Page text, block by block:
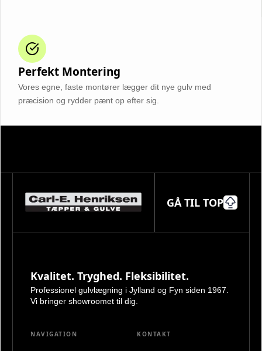
Perfekt Montering
Vores egne, faste montører lægger dit nye gulv med
præcision og rydder pænt op efter sig.
GÅ TIL TOP
Kvalitet. Tryghed. Fleksibilitet.
Professionel gulvlægning i Jylland og Fyn siden 1967.
Vi bringer showroomet til dig.
NAVIGATION KONTAKT